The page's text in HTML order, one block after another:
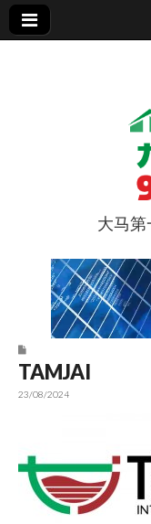
9点股
大马
TAMJAI
23/08/2024